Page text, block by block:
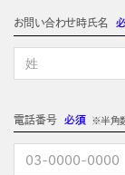
お問い合わせ時氏名
電話番号必須 ※半角